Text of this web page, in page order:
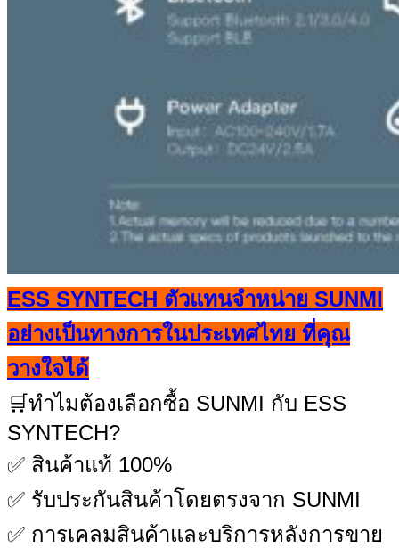
ESS SYNTECH ตัวแทนจำหน่าย SUNMI
อย่างเป็นทางการในประเทศไทย ที่คุณ
วางใจได้
🛒ทำไมต้องเลือกซื้อ SUNMI กับ ESS
SYNTECH?
✅ สินค้าแท้ 100%
✅ รับประกันสินค้าโดยตรงจาก SUNMI
✅ การเคลมสินค้าและบริการหลังการขาย